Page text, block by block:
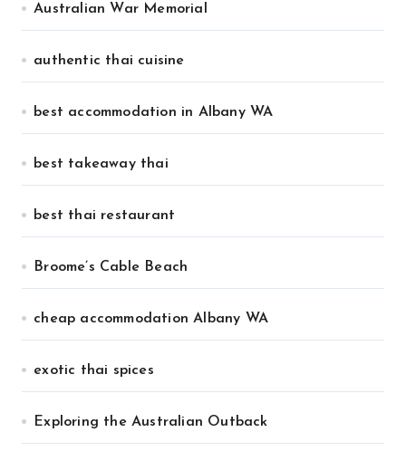
Australian War Memorial
authentic thai cuisine
best accommodation in Albany WA
best takeaway thai
best thai restaurant
Broome’s Cable Beach
cheap accommodation Albany WA
exotic thai spices
Exploring the Australian Outback